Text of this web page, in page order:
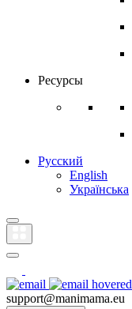
Ресурсы
Русский
English
Українська
support@manimama.eu